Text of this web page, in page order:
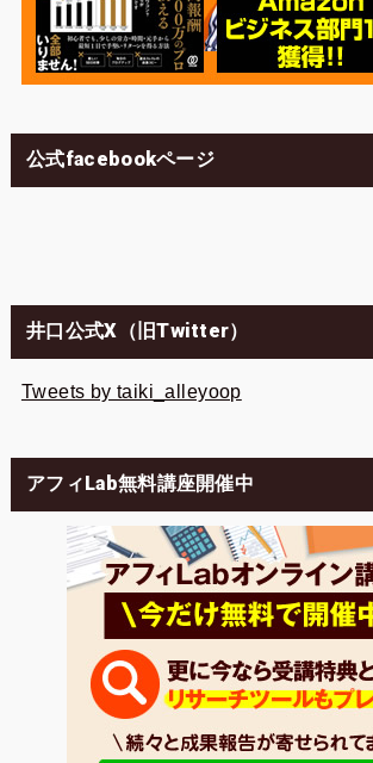
公式facebookページ
井口公式X（旧Twitter）
Tweets by taiki_alleyoop
アフィLab無料講座開催中